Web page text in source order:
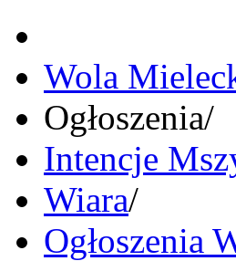
Wola
Ogłoszenia/
Intencje
Wiara/
Ogłoszenia